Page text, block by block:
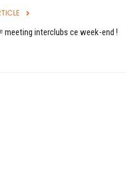
meeting interclubs ce week-end !